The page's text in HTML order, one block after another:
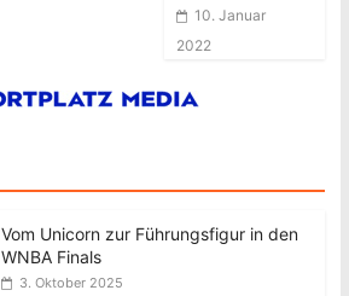
10. Januar
2022
Vom Unicorn zur Führungsfigur in den
WNBA Finals
3. Oktober 2025